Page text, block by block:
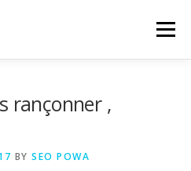
Menu
rançonner ,
BY SEO POWA